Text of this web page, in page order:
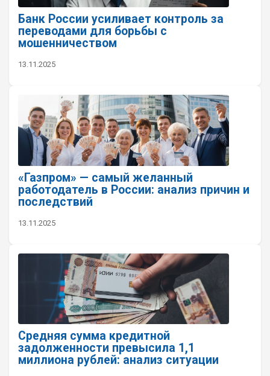
Банк России усиливает контроль за
переводами для борьбы с
мошенничеством
13.11.2025
«Газпром» — самый желанный
работодатель в России: анализ причин и
последствий
13.11.2025
Средняя сумма кредитной
задолженности превысила 1,1
миллиона рублей: анализ ситуации